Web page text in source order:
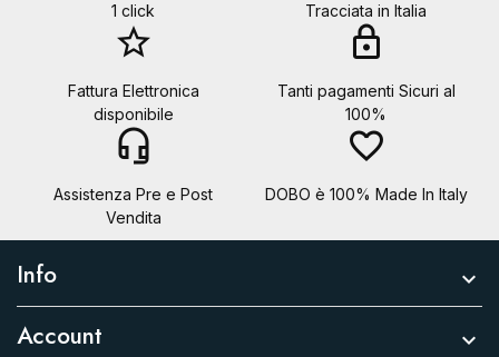
1 click
Tracciata in Italia
star_border
Fattura Elettronica
disponibile
lock
Tanti pagamenti Sicuri al
100%
headset_mic
Assistenza Pre e Post
Vendita
favorite_border
DOBO è 100% Made In Italy
Info 
Account 